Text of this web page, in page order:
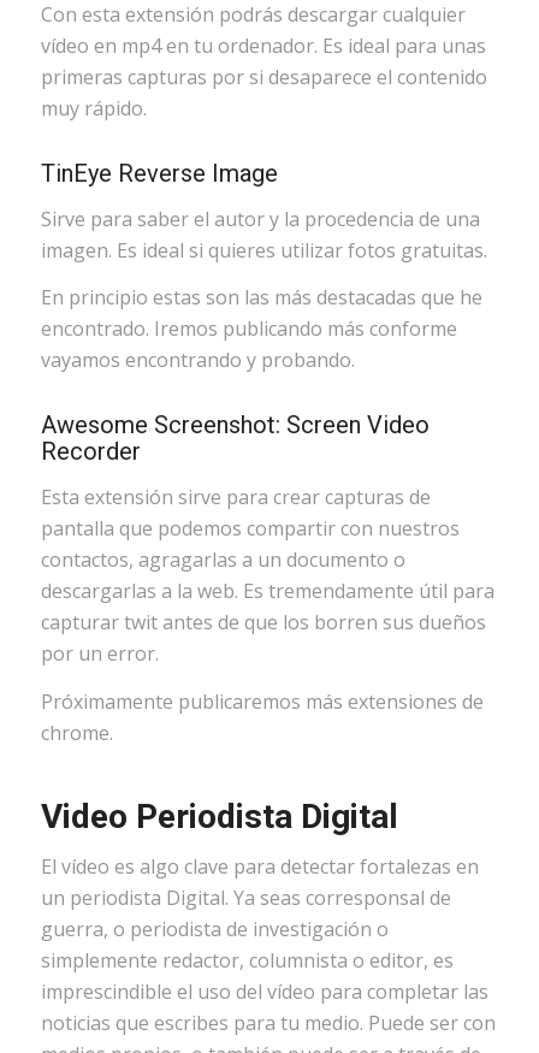
Con esta extensión podrás descargar cualquier
vídeo en mp4 en tu ordenador. Es ideal para unas
primeras capturas por si desaparece el contenido
muy rápido.
TinEye Reverse Image
Sirve para saber el autor y la procedencia de una
imagen. Es ideal si quieres utilizar fotos gratuitas.
En principio estas son las más destacadas que he
encontrado. Iremos publicando más conforme
vayamos encontrando y probando.
Awesome Screenshot: Screen Video
Recorder
Esta extensión sirve para crear capturas de
pantalla que podemos compartir con nuestros
contactos, agragarlas a un documento o
descargarlas a la web. Es tremendamente útil para
capturar twit antes de que los borren sus dueños
por un error.
Próximamente publicaremos más extensiones de
chrome.
Video Periodista Digital
El vídeo es algo clave para detectar fortalezas en
un periodista Digital. Ya seas corresponsal de
guerra, o periodista de investigación o
simplemente redactor, columnista o editor, es
imprescindible el uso del vídeo para completar las
noticias que escribes para tu medio. Puede ser con